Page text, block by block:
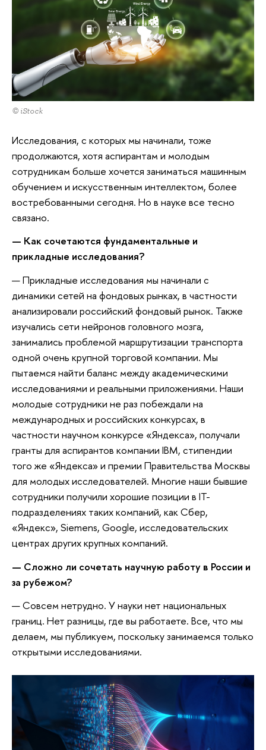
© iStock
Исследования, с которых мы начинали, тоже
продолжаются, хотя аспирантам и молодым
сотрудникам больше хочется заниматься машинным
обучением и искусственным интеллектом, более
востребованными сегодня. Но в науке все тесно
связано.
— Как сочетаются фундаментальные и
прикладные исследования?
— Прикладные исследования мы начинали с
динамики сетей на фондовых рынках, в частности
анализировали российский фондовый рынок. Также
изучались сети нейронов головного мозга,
занимались проблемой маршрутизации транспорта
одной очень крупной торговой компании. Мы
пытаемся найти баланс между академическими
исследованиями и реальными приложениями. Наши
молодые сотрудники не раз побеждали на
международных и российских конкурсах, в
частности научном конкурсе «Яндекса», получали
гранты для аспирантов компании IBM, стипендии
того же «Яндекса» и премии Правительства Москвы
для молодых исследователей. Многие наши бывшие
сотрудники получили хорошие позиции в IT-
подразделениях таких компаний, как Сбер,
«Яндекс», Siemens, Google, исследовательских
центрах других крупных компаний.
— Сложно ли сочетать научную работу в России и
за рубежом?
— Совсем нетрудно. У науки нет национальных
границ. Нет разницы, где вы работаете. Все, что мы
делаем, мы публикуем, поскольку занимаемся только
открытыми исследованиями.